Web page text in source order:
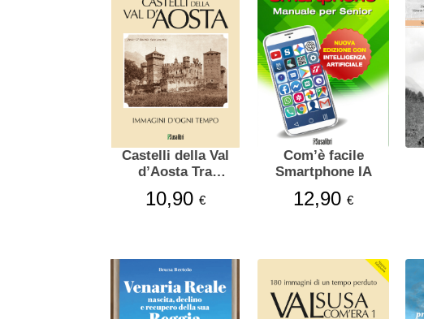
Castelli della Val
d’Aosta Tra
storia e leggende
10,90 €
Com’è facile
Smartphone IA
12,90€